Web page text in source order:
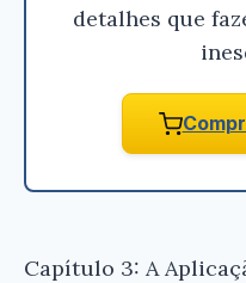
detalhes que
Capítulo 3: A